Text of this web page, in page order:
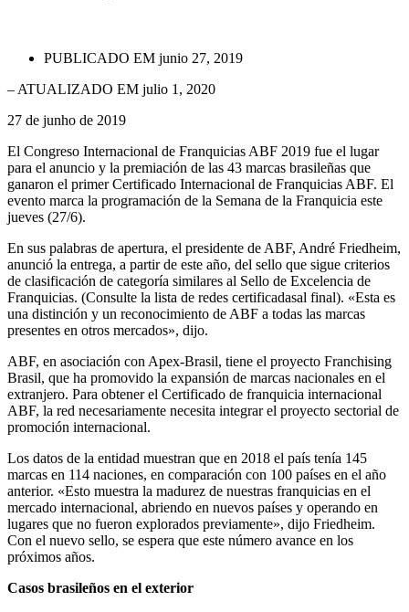
PUBLICADO EM junio 27, 2019
– ATUALIZADO EM julio 1, 2020
27 de junho de 2019
El Congreso Internacional de Franquicias ABF 2019 fue el lugar
para el anuncio y la premiación de las 43 marcas brasileñas que
ganaron el primer Certificado Internacional de Franquicias ABF. El
evento marca la programación de la Semana de la Franquicia este
jueves (27/6).
En sus palabras de apertura, el presidente de ABF, André Friedheim,
anunció la entrega, a partir de este año, del sello que sigue criterios
de clasificación de categoría similares al Sello de Excelencia de
Franquicias. (Consulte la lista de redes certificadasal final). «Esta es
una distinción y un reconocimiento de ABF a todas las marcas
presentes en otros mercados», dijo.
ABF, en asociación con Apex-Brasil, tiene el proyecto Franchising
Brasil, que ha promovido la expansión de marcas nacionales en el
extranjero. Para obtener el Certificado de franquicia internacional
ABF, la red necesariamente necesita integrar el proyecto sectorial de
promoción internacional.
Los datos de la entidad muestran que en 2018 el país tenía 145
marcas en 114 naciones, en comparación con 100 países en el año
anterior. «Esto muestra la madurez de nuestras franquicias en el
mercado internacional, abriendo en nuevos países y operando en
lugares que no fueron explorados previamente», dijo Friedheim.
Con el nuevo sello, se espera que este número avance en los
próximos años.
Casos brasileños en el exterior